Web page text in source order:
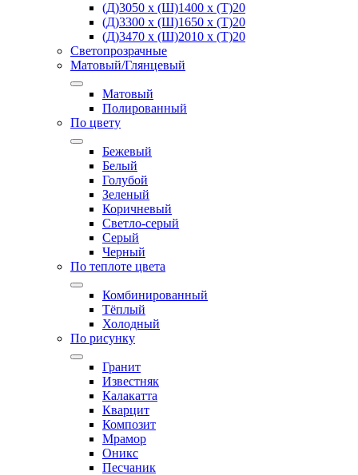
(Д)3050 х (Ш)1400 х (Т)20
(Д)3300 х (Ш)1650 х (Т)20
(Д)3470 х (Ш)2010 х (Т)20
Светопрозрачные
Матовый/Глянцевый
Матовый
Полированный
По цвету
Бежевый
Белый
Голубой
Зеленый
Коричневый
Светло-серый
Серый
Черный
По теплоте цвета
Комбинированный
Тёплый
Холодный
По рисунку
Гранит
Известняк
Калакатта
Кварцит
Композит
Мрамор
Оникс
Песчаник